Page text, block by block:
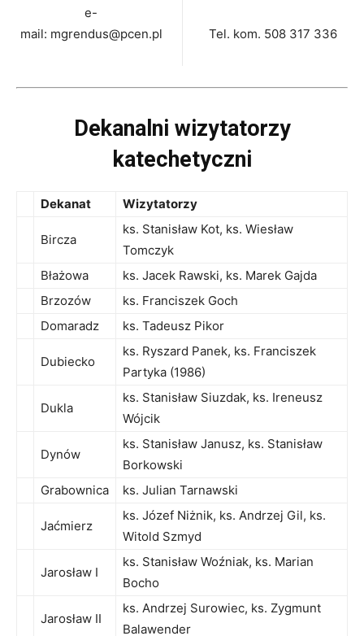
e-
mail: mgrendus@pcen.pl
Tel. kom. 508 317 336
Dekanalni wizytatorzy
katechetyczni
Dekanat Wizytatorzy
Bircza
ks. Stanisław Kot, ks. Wiesław
Tomczyk
Błażowa
ks. Jacek Rawski, ks. Marek Gajda
Brzozów
ks. Franciszek Goch
Domaradz
ks. Tadeusz Pikor
Dubiecko
ks. Ryszard Panek, ks. Franciszek
Partyka (1986)
Dukla
ks. Stanisław Siuzdak, ks. Ireneusz
Wójcik
Dynów
ks. Stanisław Janusz, ks. Stanisław
Borkowski
Grabownica
ks. Julian Tarnawski
Jaćmierz
ks. Józef Niżnik, ks. Andrzej Gil, ks.
Witold Szmyd
Jarosław I
ks. Stanisław Woźniak, ks. Marian
Bocho
Jarosław II
ks. Andrzej Surowiec, ks. Zygmunt
Balawender